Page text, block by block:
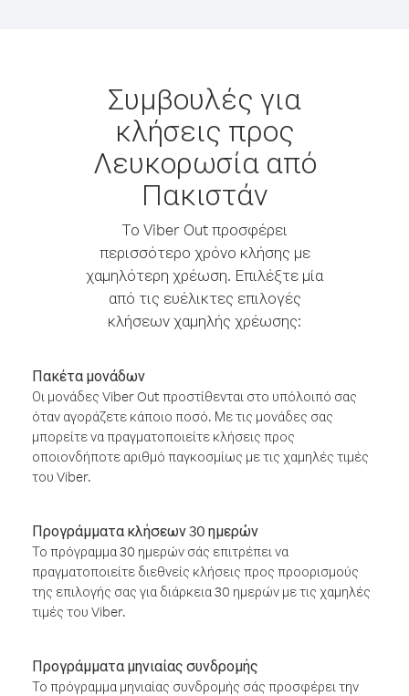
Συμβουλές για
κλήσεις προς
Λευκορωσία από
Πακιστάν
Το Viber Out προσφέρει
περισσότερο χρόνο κλήσης με
χαμηλότερη χρέωση. Επιλέξτε μία
από τις ευέλικτες επιλογές
κλήσεων χαμηλής χρέωσης:
Πακέτα μονάδων
Οι μονάδες Viber Out προστίθενται στο υπόλοιπό σας
όταν αγοράζετε κάποιο ποσό. Με τις μονάδες σας
μπορείτε να πραγματοποιείτε κλήσεις προς
οποιονδήποτε αριθμό παγκοσμίως με τις χαμηλές τιμές
του Viber.
Προγράμματα κλήσεων 30 ημερών
Το πρόγραμμα 30 ημερών σάς επιτρέπει να
πραγματοποιείτε διεθνείς κλήσεις προς προορισμούς
της επιλογής σας για διάρκεια 30 ημερών με τις χαμηλές
τιμές του Viber.
Προγράμματα μηνιαίας συνδρομής
Το πρόγραμμα μηνιαίας συνδρομής σάς προσφέρει την